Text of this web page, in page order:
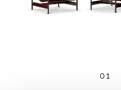
01